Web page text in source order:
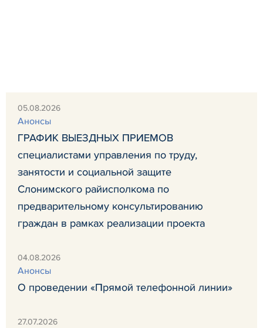
05.08.2026
Анонсы
ГРАФИК ВЫЕЗДНЫХ ПРИЕМОВ
специалистами управления по труду,
занятости и социальной защите
Слонимского райисполкома по
предварительному консультированию
граждан в рамках реализации проекта
04.08.2026
Анонсы
О проведении «Прямой телефонной линии»
27.07.2026